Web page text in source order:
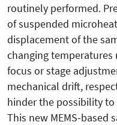
routinely performed.
of suspended
displacement of the
changing
focus or stage
mechanical drift,
hinder the possibility
This new MEMS-based